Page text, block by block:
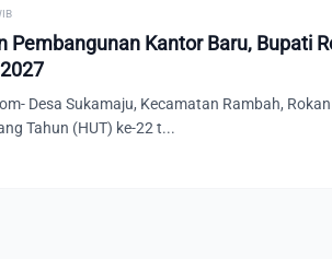
Pembangunan Kantor Baru, Bupati
Desa Sukamaju, Kecamatan Rambah,
Tahun (HUT) ke-22 t...